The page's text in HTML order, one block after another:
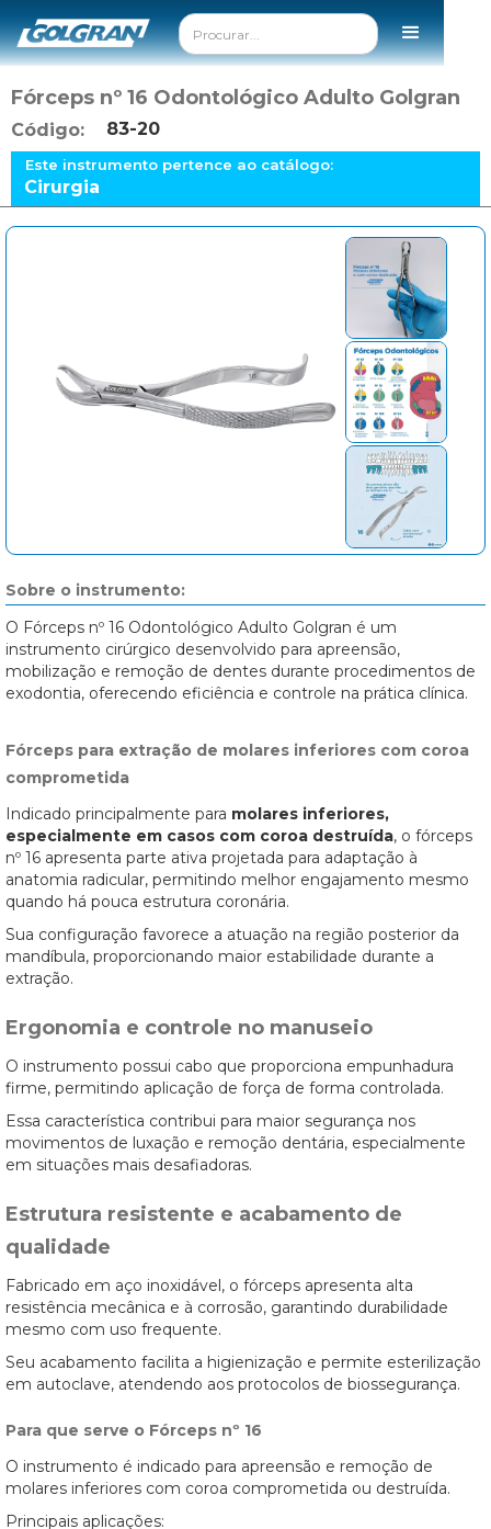
Fórceps nº 16 Odontológico Adulto Golgran
Código: 83-20
Este instrumento pertence ao catálogo:
Cirurgia
Sobre o instrumento:
O Fórceps nº 16 Odontológico Adulto Golgran é um
instrumento cirúrgico desenvolvido para apreensão,
mobilização e remoção de dentes durante procedimentos de
exodontia, oferecendo eficiência e controle na prática clínica.
Fórceps para extração de molares inferiores com coroa
comprometida
Indicado principalmente para molares inferiores,
especialmente em casos com coroa destruída, o fórceps
nº 16 apresenta parte ativa projetada para adaptação à
anatomia radicular, permitindo melhor engajamento mesmo
quando há pouca estrutura coronária.
Sua configuração favorece a atuação na região posterior da
mandíbula, proporcionando maior estabilidade durante a
extração.
Ergonomia e controle no manuseio
O instrumento possui cabo que proporciona empunhadura
firme, permitindo aplicação de força de forma controlada.
Essa característica contribui para maior segurança nos
movimentos de luxação e remoção dentária, especialmente
em situações mais desafiadoras.
Estrutura resistente e acabamento de
qualidade
Fabricado em aço inoxidável, o fórceps apresenta alta
resistência mecânica e à corrosão, garantindo durabilidade
mesmo com uso frequente.
Seu acabamento facilita a higienização e permite esterilização
em autoclave, atendendo aos protocolos de biossegurança.
Para que serve o Fórceps nº 16
O instrumento é indicado para apreensão e remoção de
molares inferiores com coroa comprometida ou destruída.
Principais aplicações: